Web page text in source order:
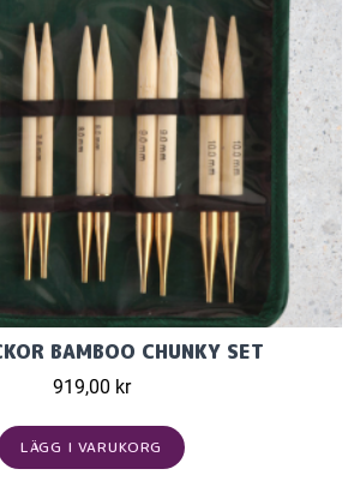
BAMBOO CHUNKY SET
919,00 kr
LÄGG I VARUKORG